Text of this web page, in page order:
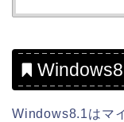
Windows8.1はマ